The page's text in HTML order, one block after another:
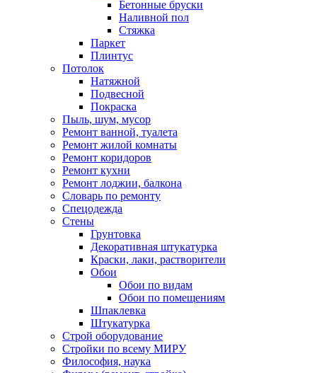
Бетонные бруски
Наливной пол
Стяжка
Паркет
Плинтус
Потолок
Натяжной
Подвесной
Покраска
Пыль, шум, мусор
Ремонт ванной, туалета
Ремонт жилой комнаты
Ремонт коридоров
Ремонт кухни
Ремонт лоджии, балкона
Словарь по ремонту
Спецодежда
Стены
Грунтовка
Декоративная штукатурка
Краски, лаки, растворители
Обои
Обои по видам
Обои по помещениям
Шпаклевка
Штукатурка
Строй оборудование
Стройки по всему МИРУ
Философия, наука